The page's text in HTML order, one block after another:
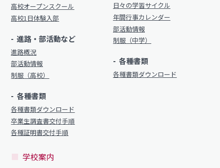
サイトマップ
プライバシーポリシー
高校オープンスクール
高校1日体験入部
進路・部活動など
進路概況
部活動情報
制服（高校）
各種書類
各種書類ダウンロード
卒業生調査書交付手順
各種証明書交付手順
日々の学習サイクル
年間行事カレンダー
部活動情報
制服（中学）
各種書類
各種書類ダウンロード
学校案内